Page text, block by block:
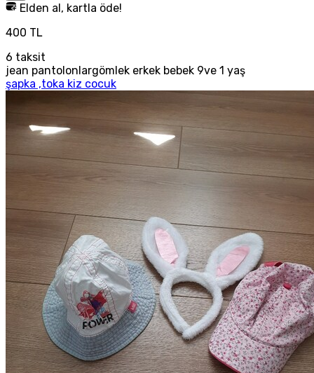
Elden al, kartla öde!
400 TL
6 taksit
jean pantolonlargömlek erkek bebek 9ve 1 yaş
şapka ,toka kiz cocuk